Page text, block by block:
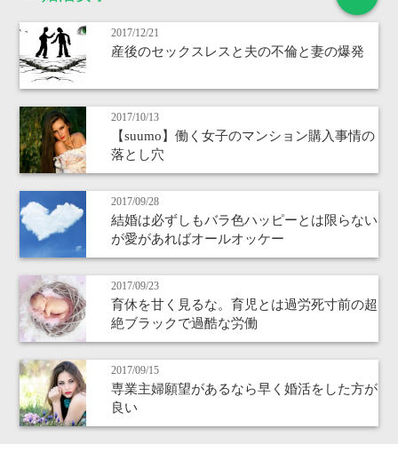
2017/12/21
産後のセックスレスと夫の不倫と妻の爆発
2017/10/13
【suumo】働く女子のマンション購入事情の
落とし穴
2017/09/28
結婚は必ずしもバラ色ハッピーとは限らない
が愛があればオールオッケー
2017/09/23
育休を甘く見るな。育児とは過労死寸前の超
絶ブラックで過酷な労働
2017/09/15
専業主婦願望があるなら早く婚活をした方が
良い